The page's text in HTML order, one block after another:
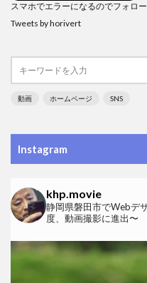
スマホでエラーになるのでフォロ
Tweets by horivert
動画 ホームページ SNS
Instagram
khp.movie
静岡県磐田市でWebデ
度、動画撮影に進出〜